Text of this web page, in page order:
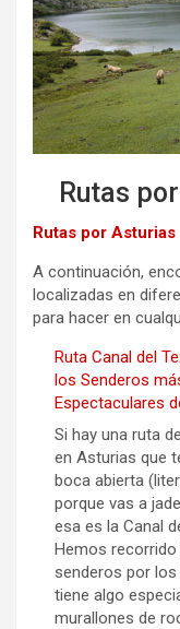
Rutas
Rutas por Asturias
A continuación,
localizadas en
para hacer en
Ruta Canal del
los Senderos
Espectaculares
Si hay una ruta
en Asturias que
boca abierta
porque vas a
esa es la Canal
Hemos recorrido
senderos por
tiene algo
murallones de